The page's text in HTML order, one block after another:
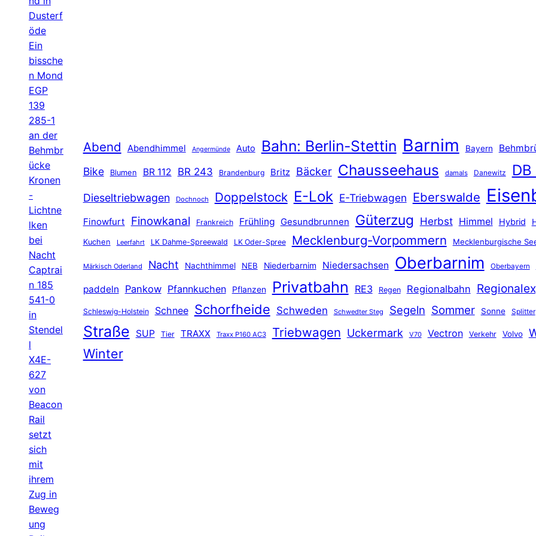
Dusterf
öde
Ein
bissche
n Mond
EGP
139
285-1
an der
Behmbr
ücke
Kronen
-
Lichtne
lken
bei
Nacht
Captrai
n 185
541-0
in
Stendel
l
X4E-
627
von
Beacon
Rail
setzt
sich
mit
ihrem
Zug in
Beweg
ung
Abend Abendhimmel Angermünde Auto Bahn: Berlin-Stettin Barnim Bayern
Bike Blumen BR 112 BR 243 Brandenburg Britz Bäcker Chausseehaus damals Danewitz DB
Dieseltriebwagen Dochnoch Doppelstock E-Lok E-Triebwagen Eberswalde
Finowfurt Finowkanal Frankreich Frühling Gesundbrunnen Güterzug Herbst Himmel Hybrid
Kuchen Leerfahrt LK Dahme-Spreewald LK Oder-Spree Mecklenburg-Vorpommern Mecklenburgische
Märkisch Oderland Nacht Nachthimmel NEB Niederbarnim Niedersachsen Oberbarnim Oberbayern
paddeln Pankow Pfannkuchen Pflanzen Privatbahn RE3 Regen Regionalbahn
Schleswig-Holstein Schnee Schorfheide Schweden Schwedter Steg Segeln Sommer Sonne Splitter
Straße SUP Tier TRAXX Traxx P160 AC3 Triebwagen Uckermark V70 Vectron Verkehr Volvo
Winter